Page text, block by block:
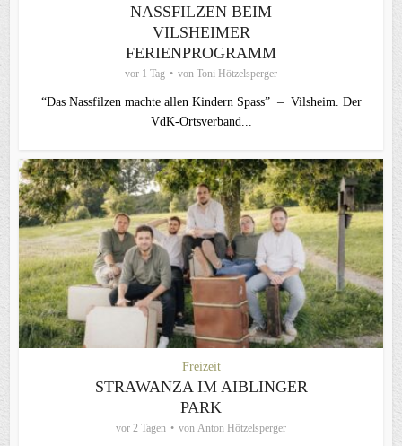
NASSFILZEN BEIM
VILSHEIMER
FERIENPROGRAMM
vor 1 Tag von Toni Hötzelsperger
“Das Nassfilzen machte allen Kindern Spass” – Vilsheim. Der
VdK-Ortsverband...
Freizeit
STRAWANZA IM AIBLINGER
PARK
vor 2 Tagen von Anton Hötzelsperger